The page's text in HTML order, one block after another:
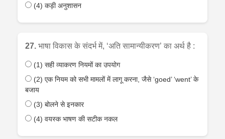
(4) कड़ी अनुशासन
27. भाषा विकास के संदर्भ में, ‘अति सामान्यीकरण’ का अर्थ है :
(1) सही व्याकरण नियमों का उपयोग
(2) एक नियम को सभी मामलों में लागू करना, जैसे ‘goed’ ‘went’ के
बजाय
(3) बोलने से इनकार
(4) वयस्क भाषण की सटीक नकल